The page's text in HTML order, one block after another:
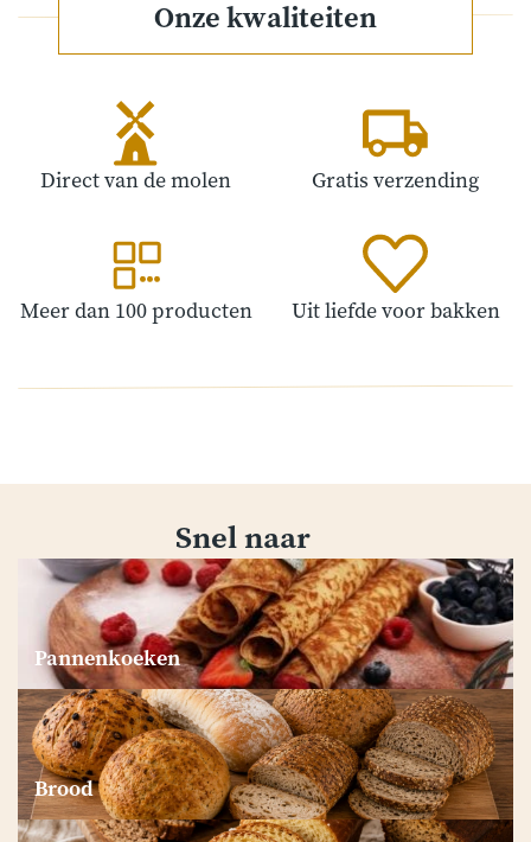
Onze kwaliteiten
Direct van de molen Gratis verzending
Meer dan 100 producten Uit liefde voor bakken
Snel naar
Pannenkoeken
Brood